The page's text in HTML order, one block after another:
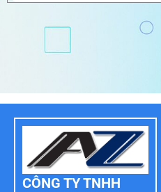
CÔNG TY TNHH